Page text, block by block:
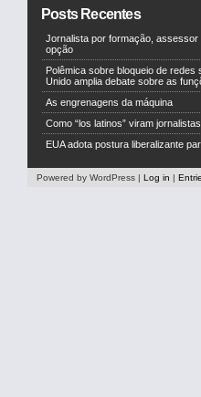
Posts Recentes
Jornalista por formação, assessor
opção
Polêmica sobre bloqueio de redes
Unido amplia debate sobre as
As engrenagens da máquina
Como “los latinos” viram jornalistas
EUA adota postura liberalizante
Powered by WordPress | Log in |